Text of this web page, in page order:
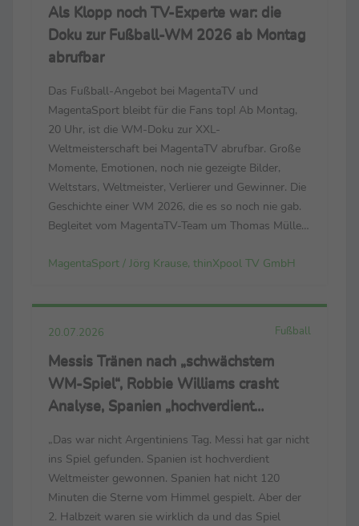
Als Klopp noch TV-Experte war: die
Doku zur Fußball-WM 2026 ab Montag
abrufbar
Das Fußball-Angebot bei MagentaTV und
MagentaSport bleibt für die Fans top! Ab Montag,
20 Uhr, ist die WM-Doku zur XXL-
Weltmeisterschaft bei MagentaTV abrufbar. Große
Momente, Emotionen, noch nie gezeigte Bilder,
Weltstars, Weltmeister, Verlierer und Gewinner. Die
Geschichte einer WM 2026, die es so noch nie gab.
Begleitet vom MagentaTV-Team um Thomas Müller,
Bundestrainer Jürgen Klopp. (Der Link zum
MagentaSport / Jörg Krause, thinXpool TV GmbH
20.07.2026 Fußball
Messis Tränen nach „schwächstem
WM-Spiel“, Robbie Williams crasht
Analyse, Spanien „hochverdient
„Das war nicht Argentiniens Tag. Messi hat gar nicht
ins Spiel gefunden. Spanien ist hochverdient
Weltmeister gewonnen. Spanien hat nicht 120
Minuten die Sterne vom Himmel gespielt. Aber der
2. Halbzeit waren sie wirklich da und das Spiel